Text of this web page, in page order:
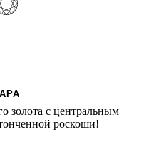
золота с центральным
роскоши!